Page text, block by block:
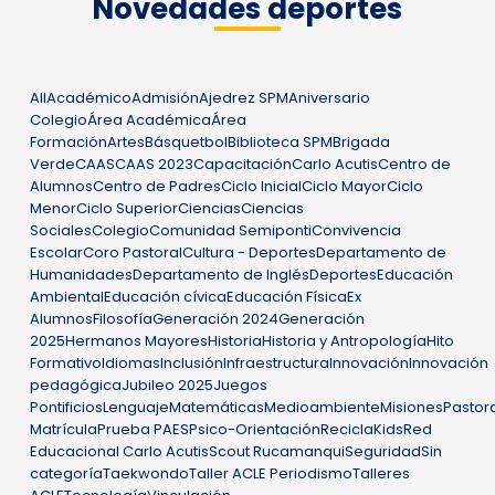
Novedades deportes
AllAcadémicoAdmisiónAjedrez SPMAniversario
ColegioÁrea AcadémicaÁrea
FormaciónArtesBásquetbolBiblioteca SPMBrigada
VerdeCAASCAAS 2023CapacitaciónCarlo AcutisCentro de
AlumnosCentro de PadresCiclo InicialCiclo MayorCiclo
MenorCiclo SuperiorCienciasCiencias
SocialesColegioComunidad SemipontiConvivencia
EscolarCoro PastoralCultura - DeportesDepartamento de
HumanidadesDepartamento de InglésDeportesEducación
AmbientalEducación cívicaEducación FísicaEx
AlumnosFilosofíaGeneración 2024Generación
2025Hermanos MayoresHistoriaHistoria y AntropologíaHito
FormativoIdiomasInclusiónInfraestructuraInnovaciónInnovación
pedagógicaJubileo 2025Juegos
PontificiosLenguajeMatemáticasMedioambienteMisiones
MatrículaPrueba PAESPsico-OrientaciónReciclaKidsRed
Educacional Carlo AcutisScout RucamanquiSeguridadSin
categoríaTaekwondoTaller ACLE PeriodismoTalleres